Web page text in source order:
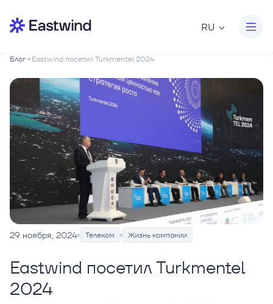
RU
Блог Eastwind посетил Turkmentel 2024
29 ноября, 2024 Телеком Жизнь компании
Eastwind посетил Turkmentel
2024